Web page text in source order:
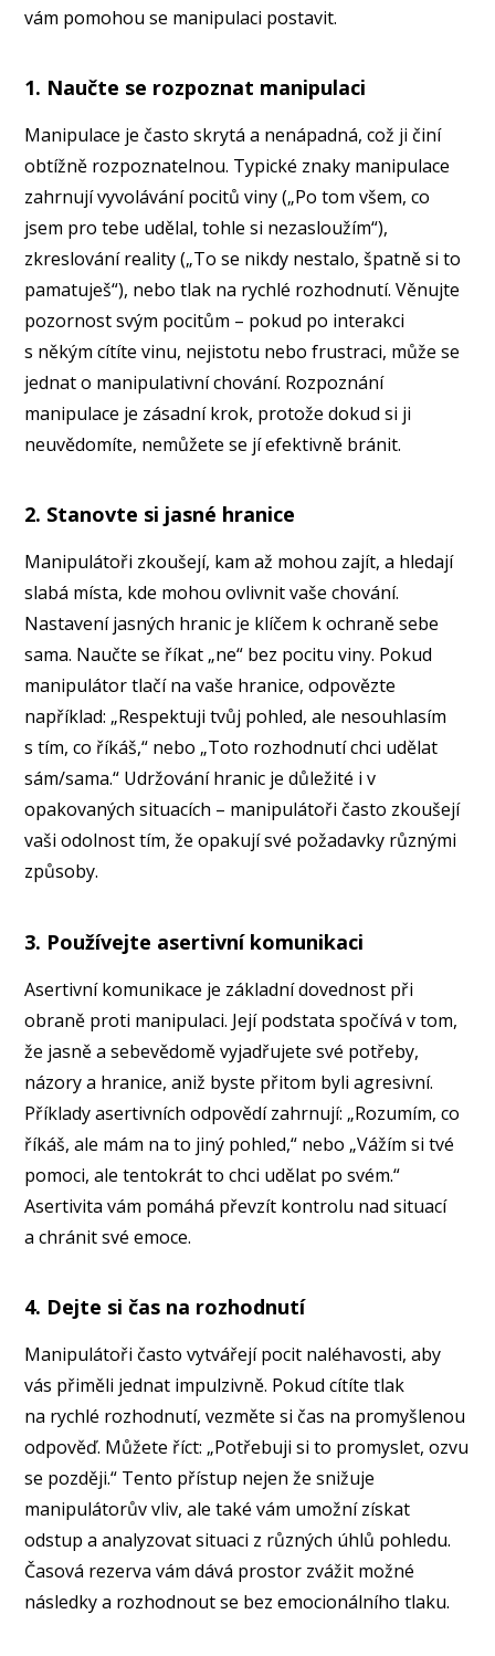
vám pomohou se manipulaci postavit.
1. Naučte se rozpoznat manipulaci
Manipulace je často skrytá a nenápadná, což ji činí
obtížně rozpoznatelnou. Typické znaky manipulace
zahrnují vyvolávání pocitů viny („Po tom všem, co
jsem pro tebe udělal, tohle si nezasloužím“),
zkreslování reality („To se nikdy nestalo, špatně si to
pamatuješ“), nebo tlak na rychlé rozhodnutí. Věnujte
pozornost svým pocitům – pokud po interakci
s někým cítíte vinu, nejistotu nebo frustraci, může se
jednat o manipulativní chování. Rozpoznání
manipulace je zásadní krok, protože dokud si ji
neuvědomíte, nemůžete se jí efektivně bránit.
2. Stanovte si jasné hranice
Manipulátoři zkoušejí, kam až mohou zajít, a hledají
slabá místa, kde mohou ovlivnit vaše chování.
Nastavení jasných hranic je klíčem k ochraně sebe
sama. Naučte se říkat „ne“ bez pocitu viny. Pokud
manipulátor tlačí na vaše hranice, odpovězte
například: „Respektuji tvůj pohled, ale nesouhlasím
s tím, co říkáš,“ nebo „Toto rozhodnutí chci udělat
sám/sama.“ Udržování hranic je důležité i v
opakovaných situacích – manipulátoři často zkoušejí
vaši odolnost tím, že opakují své požadavky různými
způsoby.
3. Používejte asertivní komunikaci
Asertivní komunikace je základní dovednost při
obraně proti manipulaci. Její podstata spočívá v tom,
že jasně a sebevědomě vyjadřujete své potřeby,
názory a hranice, aniž byste přitom byli agresivní.
Příklady asertivních odpovědí zahrnují: „Rozumím, co
říkáš, ale mám na to jiný pohled,“ nebo „Vážím si tvé
pomoci, ale tentokrát to chci udělat po svém.“
Asertivita vám pomáhá převzít kontrolu nad situací
a chránit své emoce.
4. Dejte si čas na rozhodnutí
Manipulátoři často vytvářejí pocit naléhavosti, aby
vás přiměli jednat impulzivně. Pokud cítíte tlak
na rychlé rozhodnutí, vezměte si čas na promyšlenou
odpověď. Můžete říct: „Potřebuji si to promyslet, ozvu
se později.“ Tento přístup nejen že snižuje
manipulátorův vliv, ale také vám umožní získat
odstup a analyzovat situaci z různých úhlů pohledu.
Časová rezerva vám dává prostor zvážit možné
následky a rozhodnout se bez emocionálního tlaku.